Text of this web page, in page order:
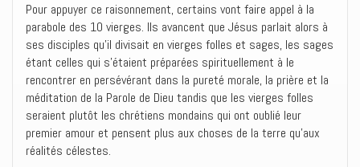
Pour appuyer ce raisonnement, certains vont faire appel à la
parabole des 10 vierges. Ils avancent que Jésus parlait alors à
ses disciples qu’il divisait en vierges folles et sages, les sages
étant celles qui s’étaient préparées spirituellement à le
rencontrer en persévérant dans la pureté morale, la prière et la
méditation de la Parole de Dieu tandis que les vierges folles
seraient plutôt les chrétiens mondains qui ont oublié leur
premier amour et pensent plus aux choses de la terre qu’aux
réalités célestes.